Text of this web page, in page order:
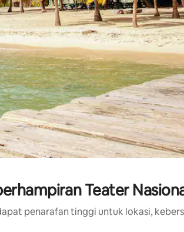
Teater
penarafan tinggi untuk lokasi,